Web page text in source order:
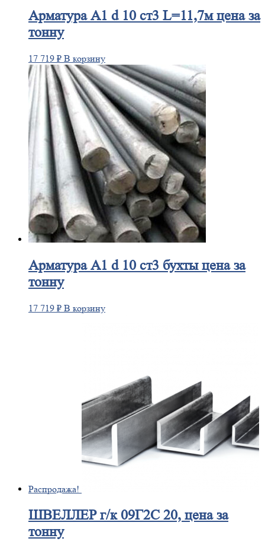
АрматураА1 d 10 ст3 L=11,7м цена за
тонну
17 719 ₽ В корзину
АрматураА1 d 10 ст3 бухты цена за
тонну
17 719 ₽ В корзину
Распродажа!
ШВЕЛЛЕРг/к 09Г2С 20, цена за
тонну